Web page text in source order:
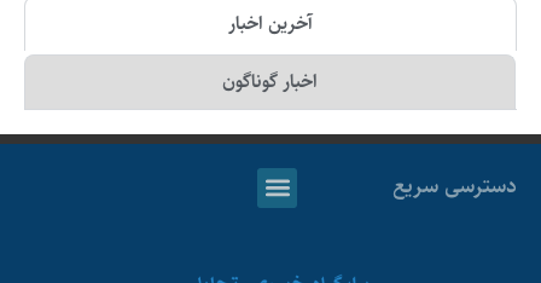
آخرین اخبار
اخبار گوناگون
دسترسی سریع